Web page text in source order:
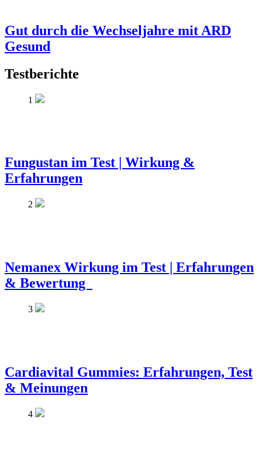
Gut durch die Wechseljahre mit ARD
Gesund
Testberichte
1
Fungustan im Test | Wirkung &
Erfahrungen
2
Nemanex Wirkung im Test | Erfahrungen
& Bewertung
3
Cardiavital Gummies: Erfahrungen, Test
& Meinungen
4